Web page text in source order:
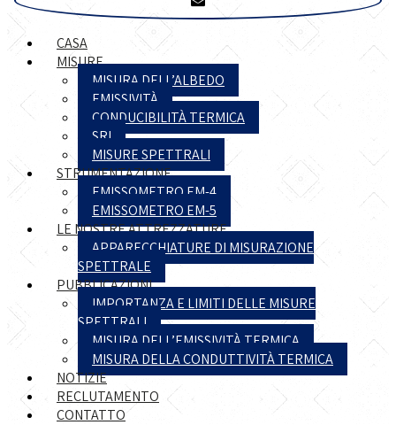
CASA
MISURE
MISURA DELL’ALBEDO
EMISSIVITÀ
CONDUCIBILITÀ TERMICA
SRI
MISURE SPETTRALI
STRUMENTAZIONE
EMISSOMETRO EM-4
EMISSOMETRO EM-5
LE NOSTRE ATTREZZATURE
APPARECCHIATURE DI MISURAZIONE
SPETTRALE
PUBBLICAZIONI
IMPORTANZA E LIMITI DELLE MISURE
SPETTRALI
MISURA DELL’EMISSIVITÀ TERMICA
MISURA DELLA CONDUTTIVITÀ TERMICA
NOTIZIE
RECLUTAMENTO
CONTATTO